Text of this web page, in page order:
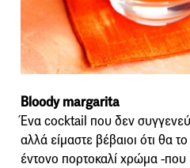
Bloody margarita
Ένα cocktail που δεν
αλλά είμαστε βέβαιοι ότι θα
έντονο πορτοκαλί χρώμα -που